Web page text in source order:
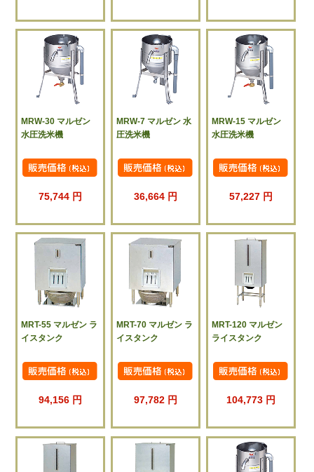
MRW-30 マルゼン
水圧洗米機
75,744 円
MRW-7 マルゼン 水
圧洗米機
36,664 円
MRW-15 マルゼン
水圧洗米機
57,227 円
MRT-55 マルゼン ラ
イスタンク
94,156 円
MRT-70 マルゼン ラ
イスタンク
97,782 円
MRT-120 マルゼン
ライスタンク
104,773 円